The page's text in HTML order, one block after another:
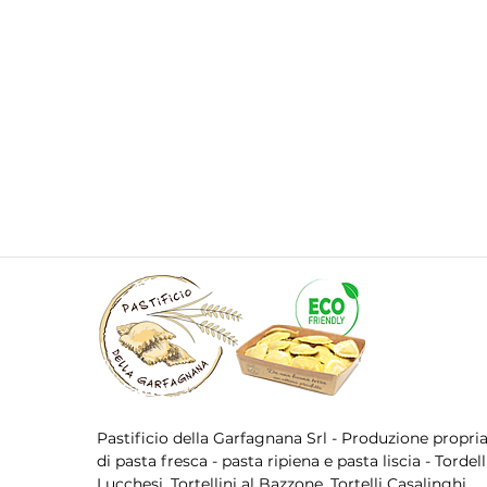
Pastificio della Garfagnana Srl - Produzione propria
di pasta fresca - pasta ripiena e pasta liscia -